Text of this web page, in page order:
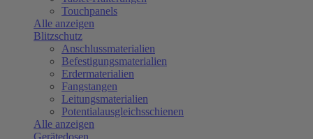
Touchpanels
Alle anzeigen
Blitzschutz
Anschlussmaterialien
Befestigungsmaterialien
Erdermaterialien
Fangstangen
Leitungsmaterialien
Potentialausgleichsschienen
Alle anzeigen